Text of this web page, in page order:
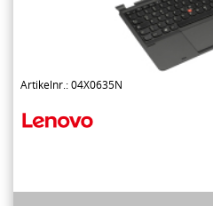
Artikelnr.: 04X0635N